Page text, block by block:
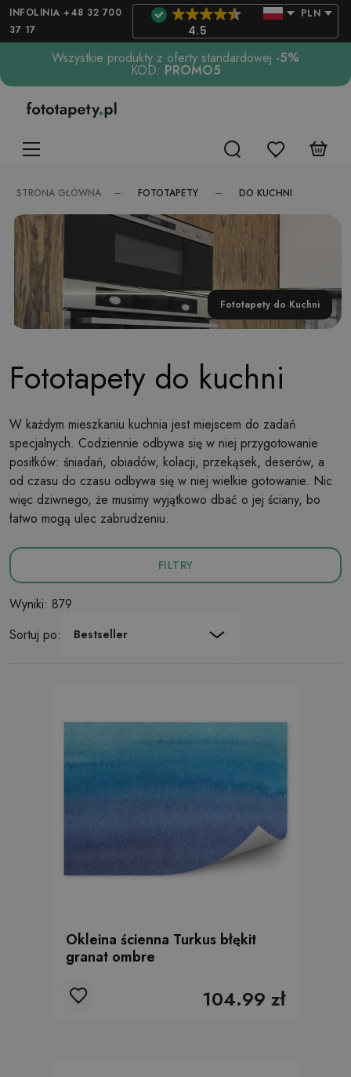
INFOLINIA +48 32 700
37 17
4.5
PLN
Wszystkie produkty z oferty standardowej -5%
KOD: PROMO5
STRONA GŁÓWNA FOTOTAPETY DO KUCHNI
Fototapety do Kuchni
Fototapety do kuchni
W każdym mieszkaniu kuchnia jest miejscem do zadań
specjalnych. Codziennie odbywa się w niej przygotowanie
posiłków: śniadań, obiadów, kolacji, przekąsek, deserów, a
od czasu do czasu odbywa się w niej wielkie gotowanie. Nic
więc dziwnego, że musimy wyjątkowo dbać o jej ściany, bo
łatwo mogą ulec zabrudzeniu.
FILTRY
Wyniki: 879
Sortuj po:
Bestseller
Okleina ścienna Turkus błękit
granat ombre
104.99 zł